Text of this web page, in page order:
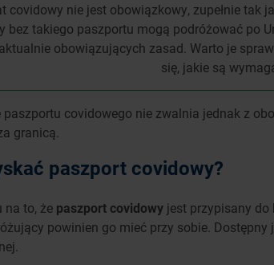
covidowy nie jest obowiązkowy, zupełnie tak
bez takiego paszportu mogą podróżować po
obowiązujących zasad. Warto je
się, jakie są
paszportu covidowego nie zwalnia jednak z
granicą.
paszport covidowy?
na to, że paszport covidowy jest przypisany do
powinien go mieć przy sobie.